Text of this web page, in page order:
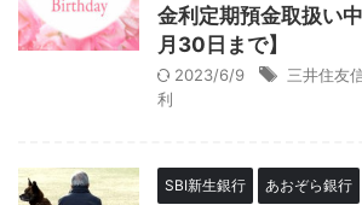
金利定期預金取扱い
月30日まで】
2023/6/9 三井住友
利
SBI新生銀行 あおぞら銀行